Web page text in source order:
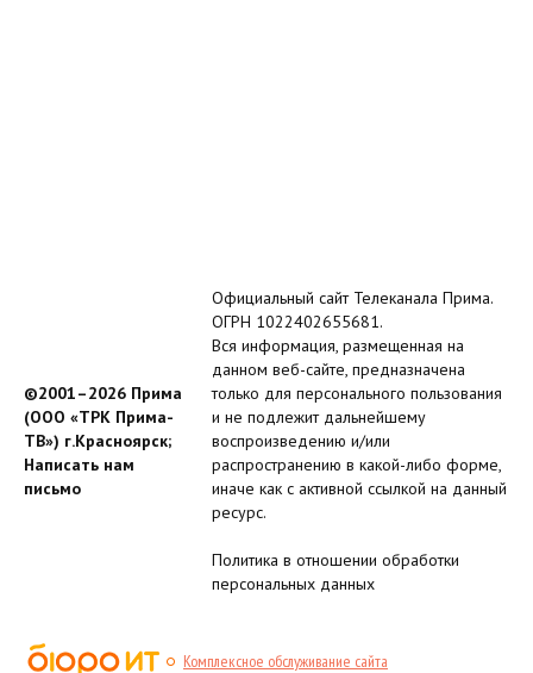
©2001–2026 Прима
(ООО «ТРК Прима-
ТВ») г.Красноярск;
Написать нам
письмо
Официальный сайт Телеканала Прима.
ОГРН 1022402655681.
Вся информация, размещенная на
данном веб-сайте, предназначена
только для персонального пользования
и не подлежит дальнейшему
воспроизведению и/или
распространению в какой-либо форме,
иначе как с активной ссылкой на данный
ресурс.
Политика в отношении обработки
персональных данных
Комплексное обслуживание сайта